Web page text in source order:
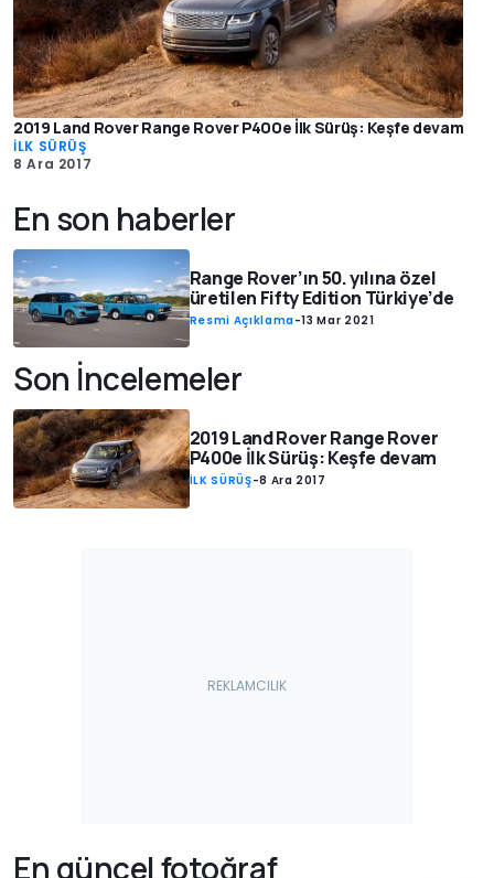
2019 Land Rover Range Rover P400e İlk Sürüş: Keşfe devam
İLK SÜRÜŞ
8 Ara 2017
En son haberler
Range Rover’ın 50. yılına özel
üretilen Fifty Edition Türkiye’de
Resmi Açıklama-13 Mar 2021
Son İncelemeler
2019 Land Rover Range Rover
P400e İlk Sürüş: Keşfe devam
İLK SÜRÜŞ-8 Ara 2017
En güncel fotoğraf